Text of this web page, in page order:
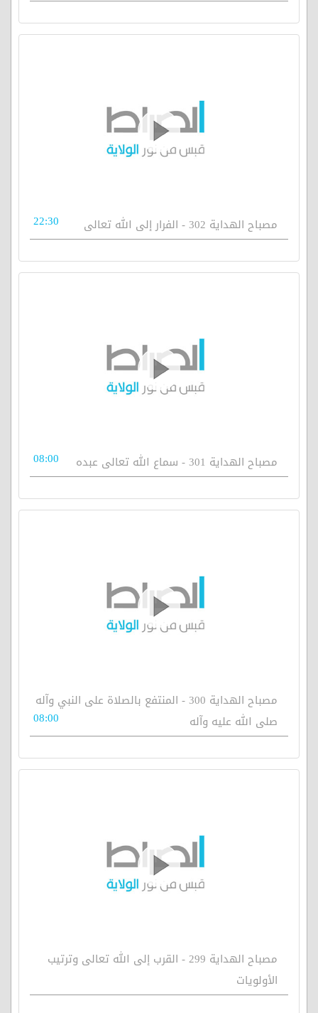
مصباح الهداية 302 - الفرار إلى الله تعالى 22:30
مصباح الهداية 301 - سماع الله تعالى عبده 08:00
مصباح الهداية 300 - المنتفع بالصلاة على النبي وآله
صلى الله عليه وآله
08:00
مصباح الهداية 299 - القرب إلى الله تعالى وترتيب
الأولويات